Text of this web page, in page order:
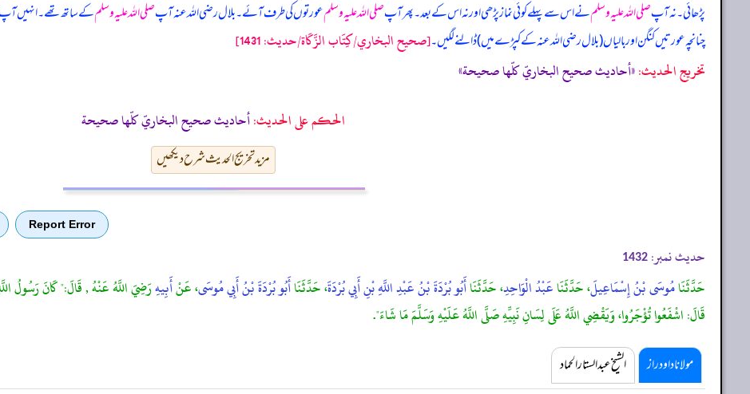
پڑھائی۔ نہ آپصلی اللہ علیہ وسلمنے اس سے پہلے کوئی نماز پڑھی اور نہ اس کے بعد۔ پھر آپصلی اللہ علیہ وسلمعورتوں کی طرف آئے۔ بلال رضی اللہ عنہ آپصلی اللہ علیہ وسلمکے ساتھ تھے۔ انہیں آپ
چنانچہ عورتیں کنگن اور بالیاں (بلال رضی اللہ عنہ کے کپڑے میں) ڈالنے لگیں۔[صحيح البخاري/كِتَاب الزَّكَاة/حدیث: 1431]
تخریج الحدیث:«أحاديث صحيح البخاريّ كلّها صحيحة»
الحكم على الحديث:أحاديث صحيح البخاريّ كلّها صحيحة
مزید تخریج الحدیث شرح دیکھیں
Report Error
حدیث نمبر: 1432
حَدَّثَنَامُوسَى بْنُ إِسْمَاعِيلَ، حَدَّثَنَاعَبْدُ الْوَاحِدِ، حَدَّثَنَاأَبُو بُرْدَةَ بْنُ عَبْدِ اللَّهِ بْنِ أَبِي بُرْدَةَ، حَدَّثَنَاأَبُو بُرْدَةَ بْنُ أَبِي مُوسَى، عَنْأَبِيهِرَضِيَ اللَّهُ عَنْهُ , قَالَ:" كَانَ رَسُولُ
قَالَ: اشْفَعُوا تُؤْجَرُوا، وَيَقْضِي اللَّهُ عَلَى لِسَانِ نَبِيِّهِ صَلَّى اللَّهُ عَلَيْهِ وَسَلَّمَ مَا شَاءَ".
مولانا داود راز الشیخ عبدالستار الحماد